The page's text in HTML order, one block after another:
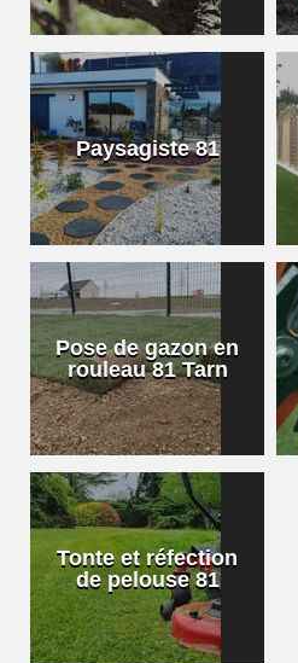
Paysagiste 81
Pose de gazon en
rouleau 81 Tarn
Tonte et réfection
de pelouse 81